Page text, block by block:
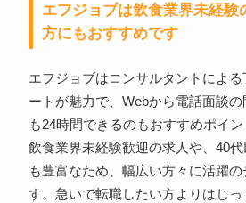
エフジョブは飲食業界未経験
方にもおすすめです
エフジョブはコンサルタントによ
ートが魅力で、Webから電話面談
も24時間できるのもおすすめポイ
飲食業界未経験歓迎の求人や、40
も豊富なため、幅広い方々に活躍
す。急いで転職したい方よりはじ